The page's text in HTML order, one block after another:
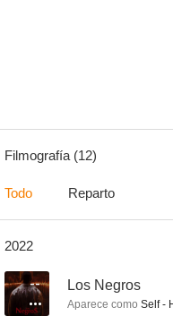
Filmografía (12)
Todo Reparto
2022
-- Los Negros
Aparece como Self -